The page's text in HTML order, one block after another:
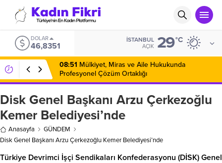
DOLAR
46,8351
İSTANBUL
AÇIK 29°C
08:51 Mülkiyet, Miras ve Aile Hukukunda
Profesyonel Çözüm Ortaklığı
Disk Genel Başkanı Arzu Çerkezoğlu
Kemer Belediyesi’nde
Anasayfa
GÜNDEM
Disk Genel Başkanı Arzu Çerkezoğlu Kemer Belediyesi’nde
Türkiye Devrimci İşçi Sendikaları Konfederasyonu (DİSK) Genel